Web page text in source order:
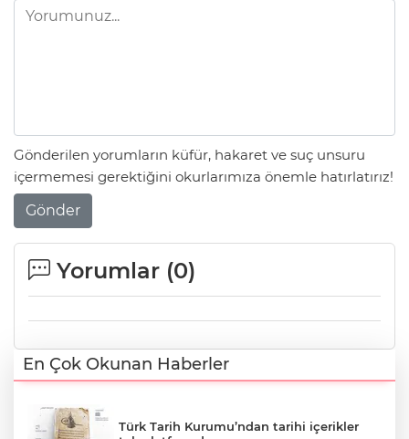
Gönderilen yorumların küfür, hakaret ve suç unsuru
içermemesi gerektiğini okurlarımıza önemle hatırlatırız!
Gönder
Yorumlar (0)
En Çok Okunan Haberler
Türk Tarih Kurumu’ndan tarihi içerikler